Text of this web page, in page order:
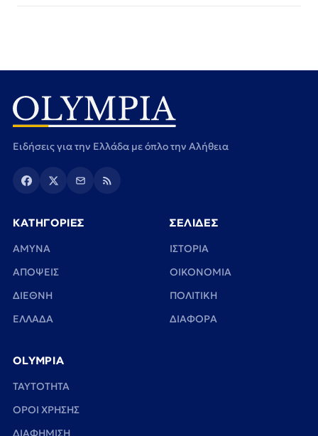
Ειδήσεις για την Ελλάδα με όπλο την Αλήθεια
ΚΑΤΗΓΟΡΙΕΣ
ΑΜΥΝΑ
ΑΠΟΨΕΙΣ
ΔΙΕΘΝΗ
ΕΛΛΑΔΑ
ΣΕΛΙΔΕΣ
ΙΣΤΟΡΙΑ
ΟΙΚΟΝΟΜΙΑ
ΠΟΛΙΤΙΚΗ
ΔΙΑΦΟΡΑ
OLYMPIA
TAYTOTHTA
ΟΡΟΙ ΧΡΗΣΗΣ
ΔΙΑΦΗΜΙΣΗ